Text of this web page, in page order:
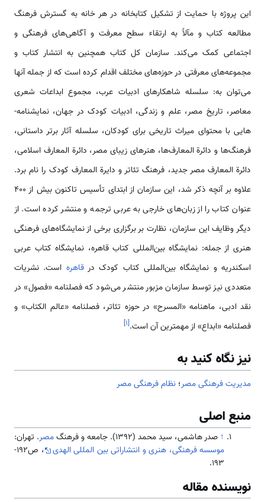
این پروژه با حمایت از تشکیل کتابخانه در هر خانه به گسترش فرهنگ
مطالعه کتاب و مآلاً به ارتقاء سطح معرفت و آگاهی‌­های فرهنگی و
اجتماعی کمک می‌کند. سازمان کل کتاب همچنین به انتشار کتاب و
مجموعه­‌های معرفتی در حوزه‌­های مختلف اقدام کرده است که از جمله آنها
می­‌توان به: سلسله شاهکارهای ادبیات عرب، مجموع ابداعات شعری
معاصر، تاریخ مصر، علم و زندگی، ادبیات کودک در جهان، نمایشنامه‌­
هایی با محتوای میراث تاریخی برای کودکان، سلسله آثار برتر داستانی،
فرهنگ‌­ها و دائرة­ المعارف‌­ها، هنرهای زیبای مصر، دائرة المعارف اسلامی،
دائرة المعارف مصر جدید، فرهنگ تئاتر و دایرة المعارف کودک را نام برد.
علاوه بر آنچه ذکر شد، این سازمان از ابتدای تأسیس تاکنون بیش از 400
عنوان کتاب را از زبان­‌های خارجی به عربی ترجمه و منتشر کرده است. از
دیگر وظایف این سازمان، نظارت بر برگزاری برخی از نمایشگاه­‌های فرهنگی
هنری از جمله: نمایشگاه بین­‌المللی کتاب قاهره، نمایشگاه کتاب عربی
اسکندریه و نمایشگاه بین‌­المللی کتاب کودک درقاهره است. نشریات
متعددی نیز توسط سازمان مزبور منتشر می­‌شود که فصلنامه «فصول» در
نقد ادبی، ماهنامه «المسرح» در حوزه تئاتر، فصلنامه «عالم الکتاب» و
فصلنامه «ابداع» از مهمترین آن است.[۱]
نیز نگاه کنید به
مدیریت فرهنگی مصر؛ نظام فرهنگی مصر
منبع اصلی
↑ صدر هاشمی، سید محمد (1392). جامعه و فرهنگ مصر. تهران:
موسسه فرهنگی، هنری و انتشاراتی بین المللی الهدی
، ص192-
193.
نویسنده مقاله